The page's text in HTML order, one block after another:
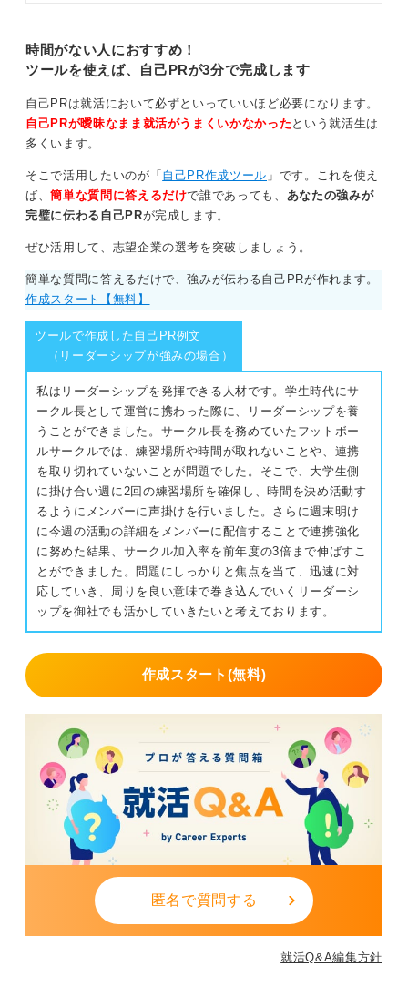
0
リアコンサルタントの意見も交えて
解説します。
時間がない人におすすめ！
ツールを使えば、自己PRが3分で完成します
自己PRは就活において必ずといっていいほど必要になります。
自己PRが曖昧なまま就活がうまくいかなかった という就活生は
多くいます。
そこで活用したいのが「 自己PR作成ツール 」です。これを使え
ば、簡単な質問に答えるだけで誰であっても、 あなたの強みが
完璧に伝わる自己PRが完成します。
ぜひ活用して、志望企業の選考を突破しましょう。
簡単な質問に答えるだけで、強みが伝わる自己PRが作れます。
作成スタート【無料】
ツールで作成した自己PR例文
（リーダーシップが強みの場合）
私はリーダーシップを発揮できる人材です。学生時代にサ
ークル長として運営に携わった際に、リーダーシップを養
うことができました。サークル長を務めていたフットボー
ルサークルでは、練習場所や時間が取れないことや、連携
を取り切れていないことが問題でした。そこで、大学生側
に掛け合い週に2回の練習場所を確保し、時間を決め活動す
るようにメンバーに声掛けを行いました。さらに週末明け
に今週の活動の詳細をメンバーに配信することで連携強化
に努めた結果、サークル加入率を前年度の3倍まで伸ばすこ
とができました。問題にしっかりと焦点を当て、迅速に対
応していき、周りを良い意味で巻き込んでいくリーダーシ
ップを御社でも活かしていきたいと考えております。
作成スタート(無料)
匿名で質問する
就活Q&A編集方針